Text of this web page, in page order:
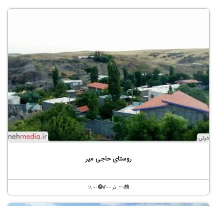
روستای حاجی میر
۳۰ آذر ۱۴۰۰ ۱۸:۰۰